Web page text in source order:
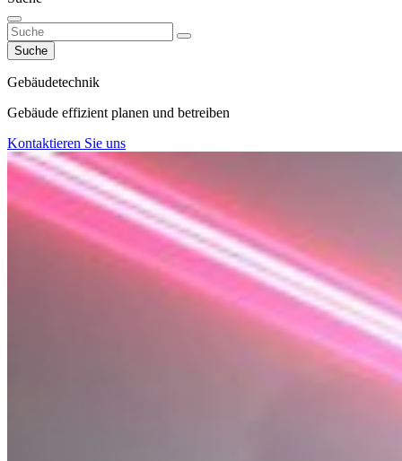
Suche
Gebäudetechnik
Gebäude effizient planen und betreiben
Kontaktieren Sie uns